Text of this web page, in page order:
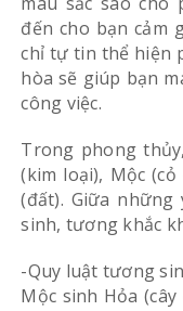
đến cho bạn cảm
chỉ tự tin thể hiện
hòa sẽ giúp bạn
công việc.
Trong phong
(kim loại), Mộc
(đất). Giữa
sinh, tương khắc
-Quy luật tương
Mộc sinh Hỏa